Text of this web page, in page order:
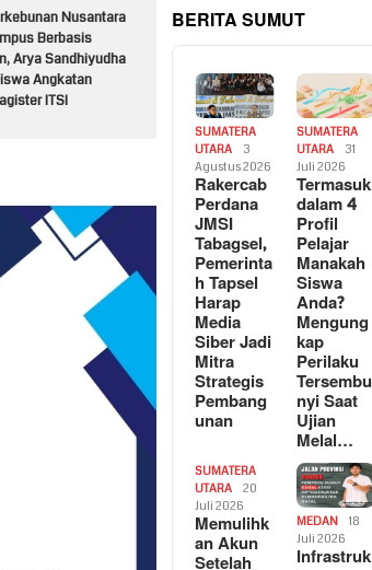
Nusantara
Berbasis
Arya Sandhiyudha
Angkatan
ITSI
BERITA SUMUT
SUMATERA
UTARA
3
Agustus 2026
Rakercab
Perdana
JMSI
Tabagsel,
Pemerinta
h Tapsel
Harap
Media
Siber Jadi
Mitra
Strategis
Pembang
unan
SUMATERA
UTARA
31
Juli 2026
Termasuk
dalam 4
Profil
Pelajar
Manakah
Siswa
Anda?
Mengung
kap
Perilaku
Tersembu
nyi Saat
Ujian
Melal…
SUMATERA
UTARA
20
Juli 2026
Memulihk
an Akun
Setelah
MEDAN
18
Juli 2026
Infrastruk